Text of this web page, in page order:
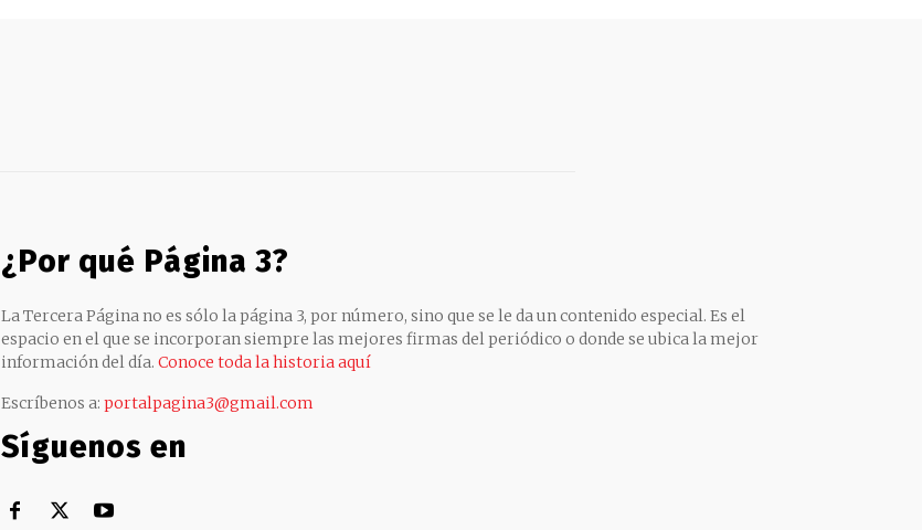
¿Por qué Página 3?
La Tercera Página no es sólo la página 3, por número, sino que se le da un contenido especial. Es el
espacio en el que se incorporan siempre las mejores firmas del periódico o donde se ubica la mejor
información del día. Conoce toda la historia aquí
Escríbenos a: portalpagina3@gmail.com
Síguenos en